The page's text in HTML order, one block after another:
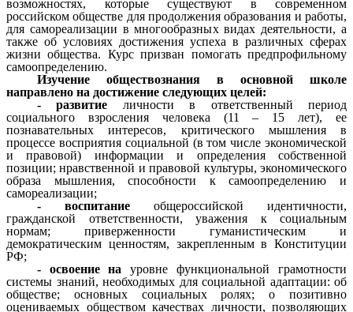
возможностях, которые существуют в современном
российском обществе для продолжения образования и работы,
для самореализации в многообразных видах деятельности, а
также об условиях достижения успеха в различных сферах
жизни общества. Курс призван помогать предпрофильному
самоопределению.
Изучение обществознания в основной школе
направлено на достижение следующих целей:
- развитие личности в ответственный период
социального взросления человека (11 – 15 лет), ее
познавательных интересов, критического мышления в
процессе восприятия социальной (в том числе экономической
и правовой) информации и определения собственной
позиции; нравственной и правовой культуры, экономического
образа мышления, способности к самоопределению и
самореализации;
- воспитание общероссийской идентичности,
гражданской ответственности, уважения к социальным
нормам; приверженности гуманистическим и
демократическим ценностям, закрепленным в Конституции
РФ;
- освоение на уровне функциональной грамотности
системы знаний, необходимых для социальной адаптации: об
обществе; основных социальных ролях; о позитивно
оцениваемых обществом качествах личности, позволяющих